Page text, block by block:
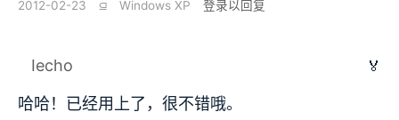
2012-02-23 ⫑ Windows XP 登录以回复
Iecho 🏅
哈哈！已经用上了，很不错哦。